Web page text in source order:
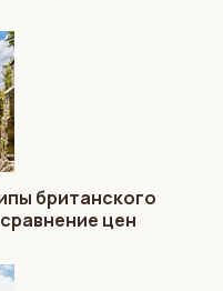
британского
цен